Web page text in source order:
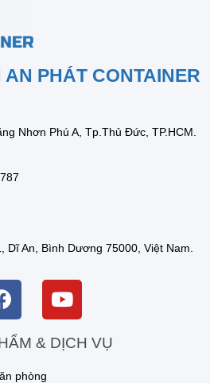
AN PHÁT CONTAINER
Nhơn Phú A, Tp.Thủ Đức, TP.HCM.
Dĩ An, Bình Dương 75000, Việt Nam.
& DỊCH VỤ
phòng